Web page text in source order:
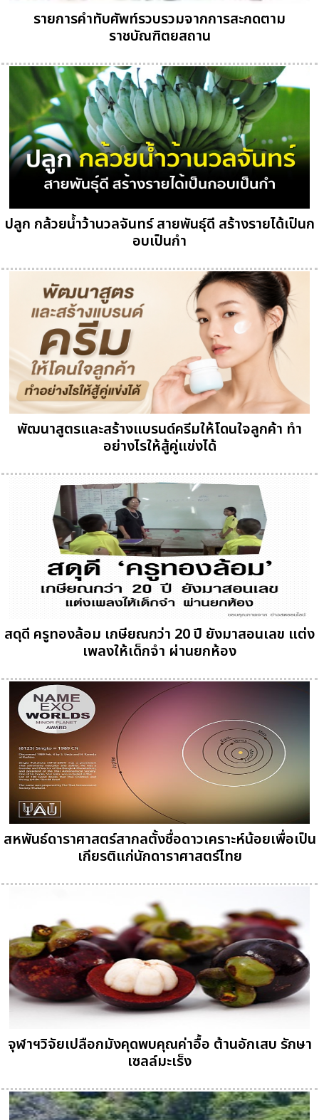
รายการคำทับศัพท์รวบรวมจากการสะกดตาม
ราชบัณฑิตยสถาน
ปลูก กล้วยน้ำว้านวลจันทร์ สายพันธุ์ดี สร้างรายได้เป็นก
อบเป็นกำ
พัฒนาสูตรและสร้างแบรนด์ครีมให้โดนใจลูกค้า ทำ
อย่างไรให้สู้คู่แข่งได้
สดุดี ครูทองล้อม เกษียณกว่า 20 ปี ยังมาสอนเลข แต่ง
เพลงให้เด็กจำ ผ่านยกห้อง
สหพันธ์ดาราศาสตร์สากลตั้งชื่อดาวเคราะห์น้อยเพื่อเป็น
เกียรติแก่นักดาราศาสตร์ไทย
จุฬาฯวิจัยเปลือกมังคุดพบคุณค่าอื้อ ต้านอักเสบ รักษา
เซลล์มะเร็ง